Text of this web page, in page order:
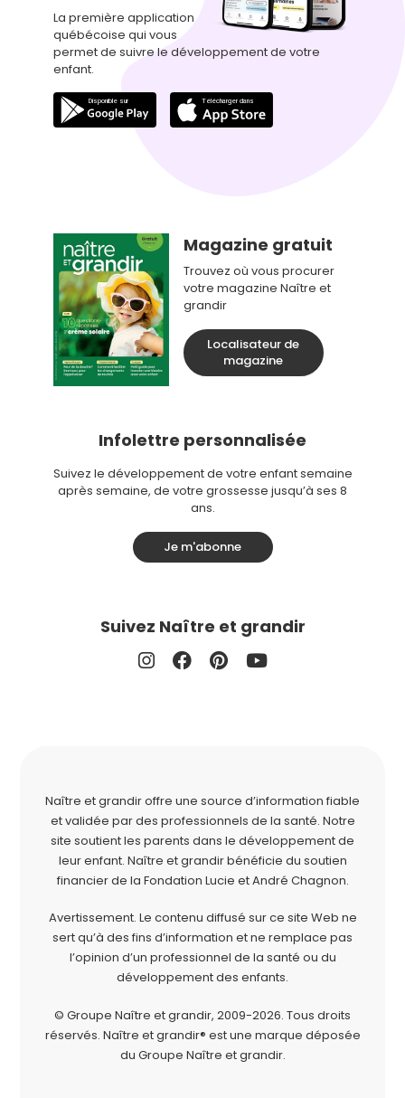
La première application
québécoise qui vous
permet de suivre le développement de votre
enfant.
Magazine gratuit
Trouvez où vous procurer
votre magazine Naître et
grandir
Localisateur de
magazine
Infolettre personnalisée
Suivez le développement de votre enfant semaine
après semaine, de votre grossesse jusqu’à ses 8
ans.
Je m'abonne
Suivez Naître et grandir
Naître et grandir offre une source d’information fiable
et validée par des professionnels de la santé. Notre
site soutient les parents dans le développement de
leur enfant. Naître et grandir bénéficie du soutien
financier de la Fondation Lucie et André Chagnon.
Avertissement. Le contenu diffusé sur ce site Web ne
sert qu’à des fins d’information et ne remplace pas
l’opinion d’un professionnel de la santé ou du
développement des enfants.
© Groupe Naître et grandir, 2009-2026. Tous droits
réservés. Naître et grandir® est une marque déposée
du Groupe Naître et grandir.